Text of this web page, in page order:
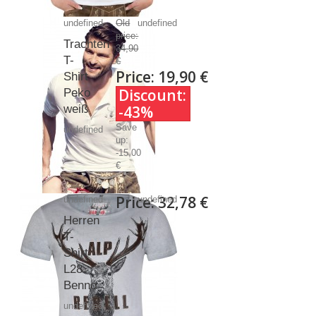
undefined
Trachten
T-
Shirt
Peko
weiß
undefined
Old
price:
34,90
€
Price: 19,90 €
Discount:
-43%
Save
up:
-15,00
€
undefined
undefined
Herren
T-
Shirt
L28
Benno
undefined
Price:32,78 €
undefined